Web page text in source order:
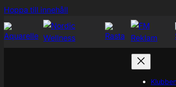
Hoppa till innehåll
till